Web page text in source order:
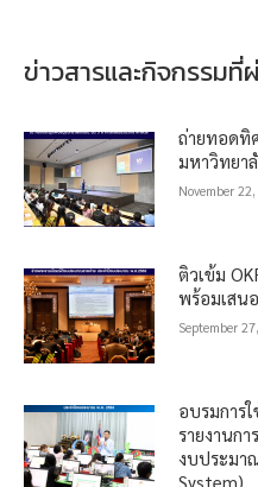
ข่าวสารและกิจกรรมที่
ถ่ายทอดทิ
มหาวิทยา
November
ติวเข้ม
พร้อมเสน
September
อบรมการ
รายงานก
งบประมา
System)